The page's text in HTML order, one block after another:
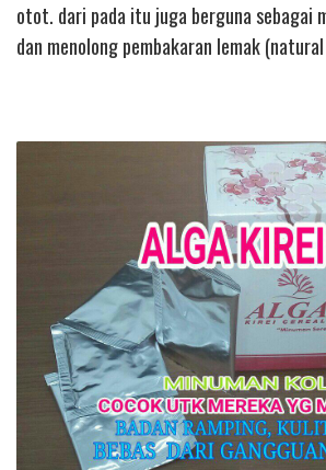
otot. dari pada itu juga berguna sebagai
dan menolong pembakaran lemak